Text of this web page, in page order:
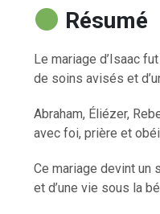
Résumé
Le mariage d’Isaac
de soins avisés et
Abraham, Éliézer,
avec foi, prière et
Ce mariage devint un
et d’une vie sous la